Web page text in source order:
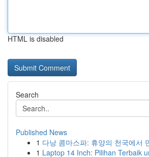
HTML is disabled
Search
Published News
1 다낭 콤마스파: 휴양의 천국에서
1 Laptop 14 Inch: Pilihan Terbaik